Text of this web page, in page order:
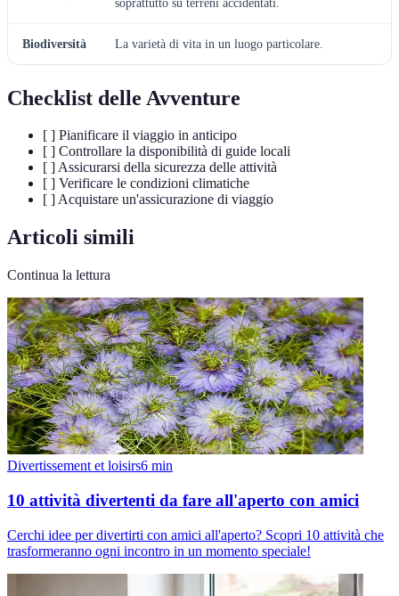
soprattutto su terreni accidentati.
Biodiversità La varietà di vita in un luogo particolare.
Checklist delle Avventure
[ ] Pianificare il viaggio in anticipo
[ ] Controllare la disponibilità di guide locali
[ ] Assicurarsi della sicurezza delle attività
[ ] Verificare le condizioni climatiche
[ ] Acquistare un'assicurazione di viaggio
Articoli simili
Continua la lettura
Divertissement et loisirs6 min
10 attività divertenti da fare all'aperto con amici
Cerchi idee per divertirti con amici all'aperto? Scopri 10 attività che
trasformeranno ogni incontro in un momento speciale!